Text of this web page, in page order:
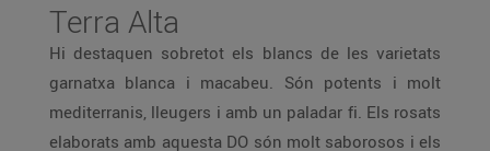
Terra Alta
Hi destaquen sobretot els blancs de les varietats
garnatxa blanca i macabeu. Són potents i molt
mediterranis, lleugers i amb un paladar fi. Els rosats
elaborats amb aquesta DO són molt saborosos i els